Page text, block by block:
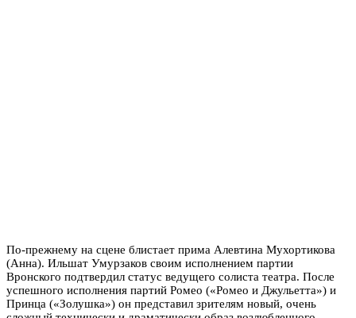
По-прежнему на сцене блистает прима Алевтина Мухортикова
(Анна). Ильшат Умурзаков своим исполнением партии
Вронского подтвердил статус ведущего солиста театра. После
успешного исполнения партий Ромео («Ромео и Джульетта») и
Принца («Золушка») он представил зрителям новый, очень